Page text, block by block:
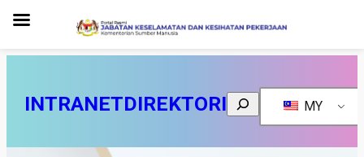
INTRANETDIREKTORI Search MY